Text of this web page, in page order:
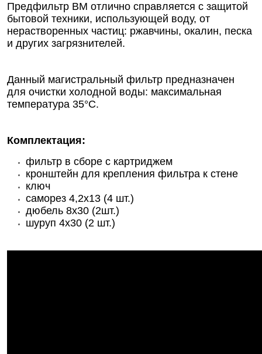
Предфильтр ВМ отлично справляется с защитой
бытовой техники, использующей воду, от
нерастворенных частиц: ржавчины, окалин, песка
и других загрязнителей.
Данный магистральный фильтр предназначен
для очистки холодной воды: максимальная
температура 35°C.
Комплектация:
фильтр в сборе с картриджем
кронштейн для крепления фильтра к стене
ключ
саморез 4,2х13 (4 шт.)
дюбель 8х30 (2шт.)
шуруп 4х30 (2 шт.)